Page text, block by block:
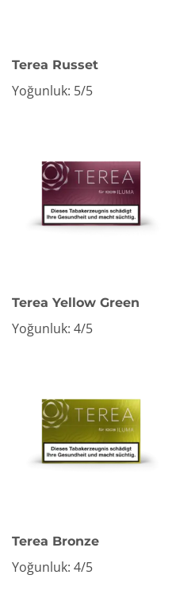
Terea Russet
Yoğunluk: 5/5
Terea Yellow Green
Yoğunluk: 4/5
Terea Bronze
Yoğunluk: 4/5